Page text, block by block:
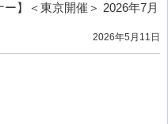
ー】＜東京開催＞ 2026年7月
2026年5月11日